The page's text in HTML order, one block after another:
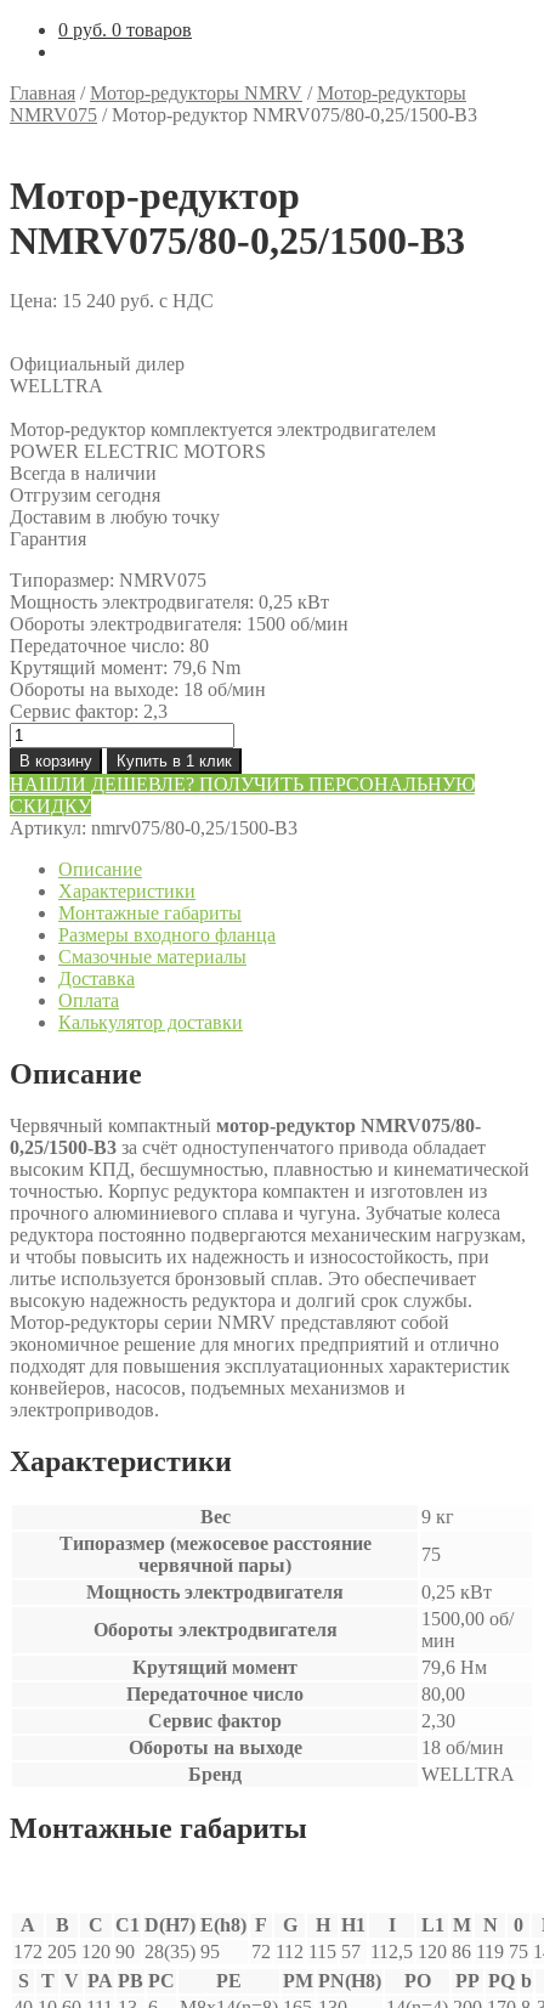
0 руб. 0 товаров
Главная /Мотор-редукторы NMRV /Мотор-редукторы
NMRV075 /Мотор-редуктор NMRV075/80-0,25/1500-B3
Мотор-редуктор
NMRV075/80-0,25/1500-B3
Цена: 15 240 руб. с НДС
Официальный дилер
WELLTRA
Мотор-редуктор комплектуется электродвигателем
POWER ELECTRIC MOTORS
Всегда в наличии
Отгрузим сегодня
Доставим в любую точку
Гарантия
Типоразмер: NMRV075
Мощность электродвигателя: 0,25 кВт
Обороты электродвигателя: 1500 об/мин
Передаточное число: 80
Крутящий момент: 79,6 Nm
Обороты на выходе: 18 об/мин
Сервис фактор: 2,3
Количество
товара
Мотор-
редуктор
NMRV075/80-
0,25/1500-
В корзину Купить в 1 клик
НАШЛИ ДЕШЕВЛЕ? ПОЛУЧИТЬ ПЕРСОНАЛЬНУЮ
СКИДКУ
Артикул: nmrv075/80-0,25/1500-B3
Описание
Характеристики
Монтажные габариты
Размеры входного фланца
Смазочные материалы
Доставка
Оплата
Калькулятор доставки
Описание
Червячный компактный мотор-редуктор NMRV075/80-
0,25/1500-B3 за счёт одноступенчатого привода обладает
высоким КПД, бесшумностью, плавностью и кинематической
точностью. Корпус редуктора компактен и изготовлен из
прочного алюминиевого сплава и чугуна. Зубчатые колеса
редуктора постоянно подвергаются механическим нагрузкам,
и чтобы повысить их надежность и износостойкость, при
литье используется бронзовый сплав. Это обеспечивает
высокую надежность редуктора и долгий срок службы.
Мотор-редукторы серии NMRV представляют собой
экономичное решение для многих предприятий и отлично
подходят для повышения эксплуатационных характеристик
конвейеров, насосов, подъемных механизмов и
электроприводов.
Характеристики
Вес
9 кг
Типоразмер (межосевое расстояние
червячной пары)
75
Мощность электродвигателя
0,25 кВт
Обороты электродвигателя
1500,00 об/
мин
Крутящий момент
79,6 Нм
Передаточное число
80,00
Сервис фактор
2,30
Обороты на выходе
18 об/мин
Бренд
WELLTRA
Монтажные габариты
A B C C1 D(H7) E(h8) F G H H1 I L1 M N 0
172 205 120 90 28(35) 95 72 112 115 57 112,5 120 86 119 75
S
T V PA PB PC PE PM PN(H8) PO PP PQ b